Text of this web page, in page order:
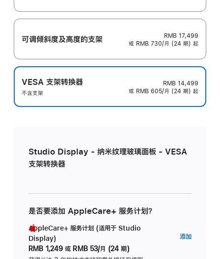
可调倾斜度及高‍度的支‍架
RMB 17,499
或 RMB 730/月 (24 期) 起
VESA 支架转换器
不含支架
RMB 14,499
或 RMB 605/月 (24 期) 起
Studio Display - 纳米纹理玻璃面板 - VESA
支架转换器
是否要添加 AppleCare+ 服务计划？
AppleCare+ 服务计划 (适用于 Studio
Display)
RMB 1,249 或 RMB 53/月 (24 期)
添加